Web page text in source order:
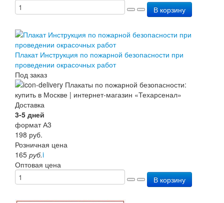
В корзину
Плакат Инструкция по пожарной безопасности при
проведении окрасочных работ
Под заказ
Доставка
3-5 дней
формат А3
198 руб.
Розничная цена
165 руб.i
Оптовая цена
В корзину